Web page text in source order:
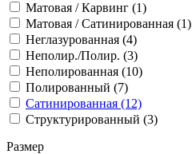
Матовая / Карвинг (1)
Матовая / Сатинированная (1)
Неглазурованная (4)
Неполир./Полир. (3)
Неполированная (10)
Полированный (7)
Сатинированная (12)
Структурированный (3)
Размер